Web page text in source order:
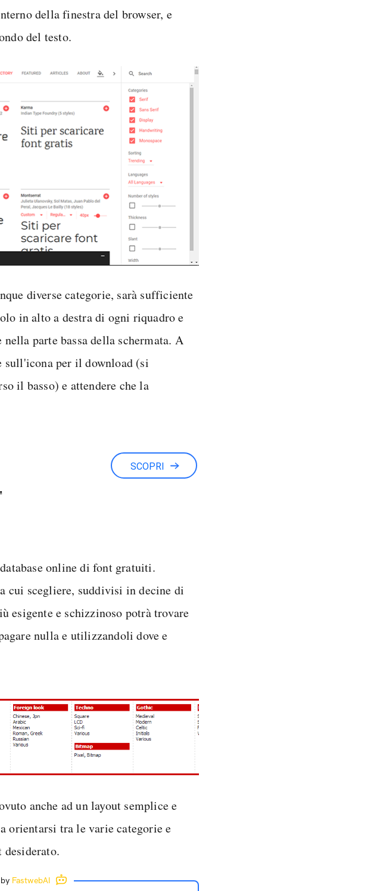
della finestra del browser, e
del testo.
diverse categorie, sarà sufficiente
in alto a destra di ogni riquadro e
parte bassa della schermata. A
sull'icona per il download (si
il basso) e attendere che la
SCOPRI
online di font gratuiti.
cui scegliere, suddivisi in decine di
esigente e schizzinoso potrà trovare
nulla e utilizzandoli dove e
anche ad un layout semplice e
tra le varie categorie e
by FastwebAI